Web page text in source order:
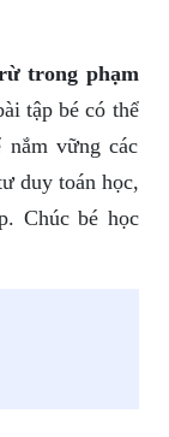
trong phạm
tập bé có thể
vững các
duy toán học,
Chúc bé học